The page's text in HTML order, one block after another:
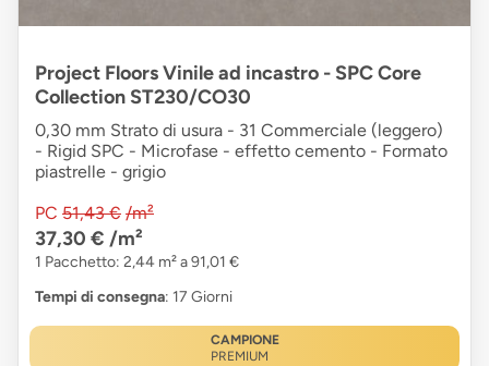
Project Floors Vinile ad incastro - SPC Core
Collection ST230/CO30
0,30 mm Strato di usura - 31 Commerciale (leggero)
- Rigid SPC - Microfase - effetto cemento - Formato
piastrelle - grigio
PC 51,43 € /m²
37,30 € /m²
1 Pacchetto: 2,44 m² a 91,01 €
Tempi di consegna: 17 Giorni
CAMPIONE
PREMIUM